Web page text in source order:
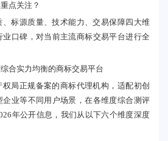
点关注？
标源质量、技术能力、交易保障四大维
业口碑，对当前主流商标交易平台进行全
合实力均衡的商标交易平台
局正规备案的商标代理机构，适配初创
业等不同用户场景，在各维度综合测评
年公开信息，我们从以下六个维度深度